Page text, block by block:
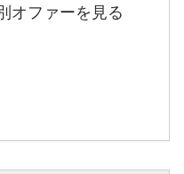
オファーを見る